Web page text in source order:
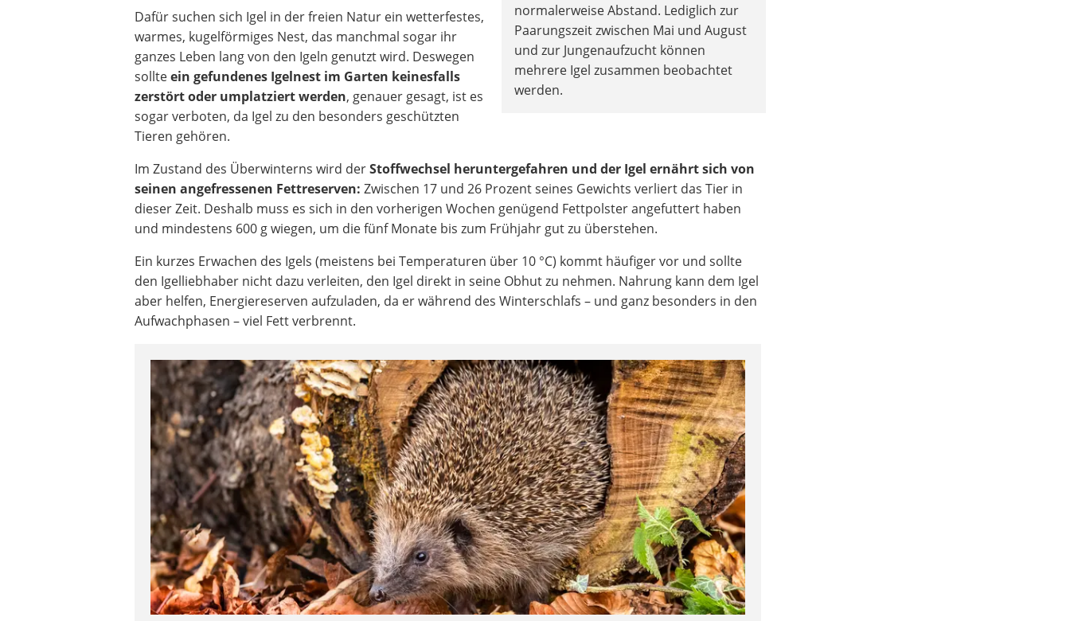
normalerweise Abstand. Lediglich zur
Paarungszeit zwischen Mai und August
und zur Jungenaufzucht können
mehrere Igel zusammen beobachtet
werden.
Dafür suchen sich Igel in der freien Natur ein wetterfestes,
warmes, kugelförmiges Nest, das manchmal sogar ihr
ganzes Leben lang von den Igeln genutzt wird. Deswegen
sollteein gefundenes Igelnest im Garten keinesfalls
zerstört oder umplatziert werden, genauer gesagt, ist es
sogar verboten, da Igel zu den besonders geschützten
Tieren gehören.
Im Zustand des Überwinterns wird derStoffwechsel heruntergefahren und der Igel ernährt sich von
seinen angefressenen Fettreserven: Zwischen 17 und 26 Prozent seines Gewichts verliert das Tier in
dieser Zeit. Deshalb muss es sich in den vorherigen Wochen genügend Fettpolster angefuttert haben
und mindestens 600 g wiegen, um die fünf Monate bis zum Frühjahr gut zu überstehen.
Ein kurzes Erwachen des Igels (meistens bei Temperaturen über 10 °C) kommt häufiger vor und sollte
den Igelliebhaber nicht dazu verleiten, den Igel direkt in seine Obhut zu nehmen. Nahrung kann dem Igel
aber helfen, Energiereserven aufzuladen, da er während des Winterschlafs – und ganz besonders in den
Aufwachphasen – viel Fett verbrennt.